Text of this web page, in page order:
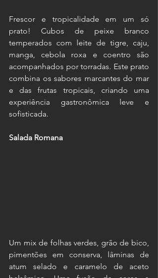
Frescor e tropicalidade em um só
prato! Cubos de peixe branco
temperados com leite de tigre, caju,
manga, cebola roxa e coentro são
acompanhados por torradas. Este prato
combina os sabores marcantes do mar
e das frutas tropicais, criando uma
experiência gastronômica leve e
sofisticada.
Salada Romana
Um mix de folhas verdes, grão de bico,
pimentões em conserva, lâminas de
atum selado e caramelo de aceto